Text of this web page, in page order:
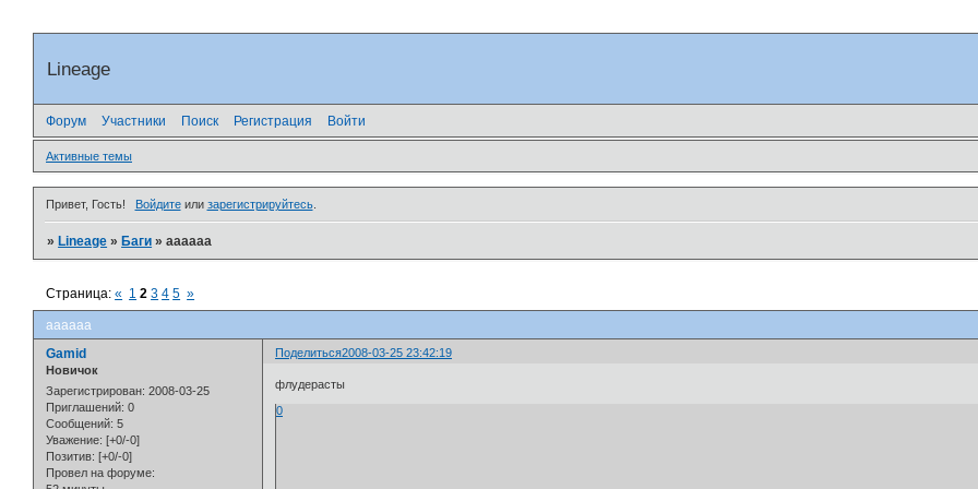
Lineage
Форум Участники Поиск Регистрация Войти
Активные темы
Привет, Гость! Войдитеили зарегистрируйтесь.
»Lineage »Баги »аааааа
аааааа
Страница:« 1 2 3 4 5 »
Поделиться2008-03-25 23:42:19
Gamid
Новичок
Зарегистрирован: 2008-03-25
Приглашений: 0
Сообщений: 5
Уважение: [+0/-0]
Позитив: [+0/-0]
Провел на форуме:
флудерасты
0